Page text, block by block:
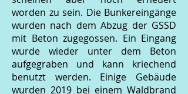
worden zu sein. Die Bunkereingänge
wurden nach dem Abzug der GSSD
mit Beton zugegossen. Ein Eingang
wurde wieder unter dem Beton
aufgegraben und kann kriechend
benutzt werden. Einige Gebäude
wurden 2019 bei einem Waldbrand